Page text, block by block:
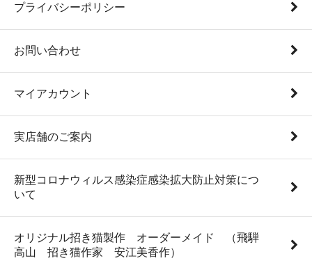
プライバシーポリシー
お問い合わせ
マイアカウント
実店舗のご案内
新型コロナウィルス感染症感染拡大防止対策につ
いて
オリジナル招き猫製作 オーダーメイド （飛騨
高山 招き猫作家 安江美香作）